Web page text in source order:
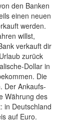
den Banken
einen neuen
werden.
willst,
verkauft dir
zurück
Dollar in
Die
Der Ankaufs-
Währung des
in Deutschland
auf Euro.